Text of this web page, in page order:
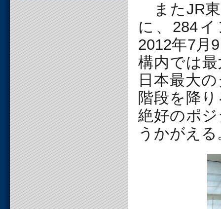
またJR東
に、284
2012年7月
構内では
日本最大
階段を降
絶好のポ
うかがえる